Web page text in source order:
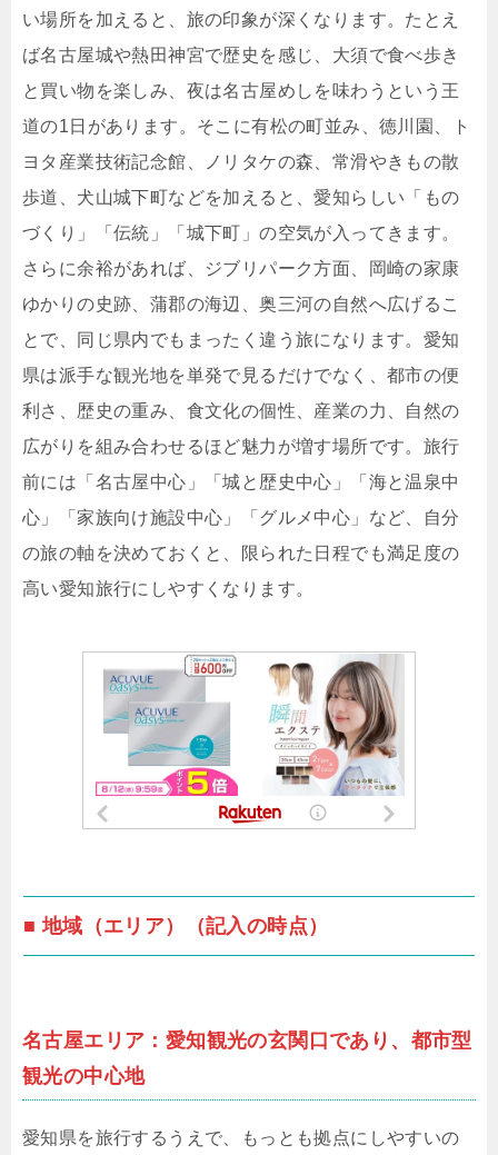
い場所を加えると、旅の印象が深くなります。たとえ
ば名古屋城や熱田神宮で歴史を感じ、大須で食べ歩き
と買い物を楽しみ、夜は名古屋めしを味わうという王
道の1日があります。そこに有松の町並み、徳川園、ト
ヨタ産業技術記念館、ノリタケの森、常滑やきもの散
歩道、犬山城下町などを加えると、愛知らしい「もの
づくり」「伝統」「城下町」の空気が入ってきます。
さらに余裕があれば、ジブリパーク方面、岡崎の家康
ゆかりの史跡、蒲郡の海辺、奥三河の自然へ広げるこ
とで、同じ県内でもまったく違う旅になります。愛知
県は派手な観光地を単発で見るだけでなく、都市の便
利さ、歴史の重み、食文化の個性、産業の力、自然の
広がりを組み合わせるほど魅力が増す場所です。旅行
前には「名古屋中心」「城と歴史中心」「海と温泉中
心」「家族向け施設中心」「グルメ中心」など、自分
の旅の軸を決めておくと、限られた日程でも満足度の
高い愛知旅行にしやすくなります。
■ 地域（エリア）（記入の時点）
名古屋エリア：愛知観光の玄関口であり、都市型
観光の中心地
愛知県を旅行するうえで、もっとも拠点にしやすいの